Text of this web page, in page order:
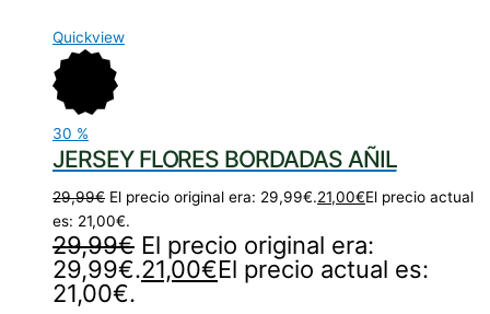
Quickview
30 %
JERSEY FLORES BORDADAS AÑIL
29,99€ El precio original era: 29,99€.21,00€El precio actual
es: 21,00€.
29,99€ El precio original era:
29,99€.21,00€El precio actual es:
21,00€.